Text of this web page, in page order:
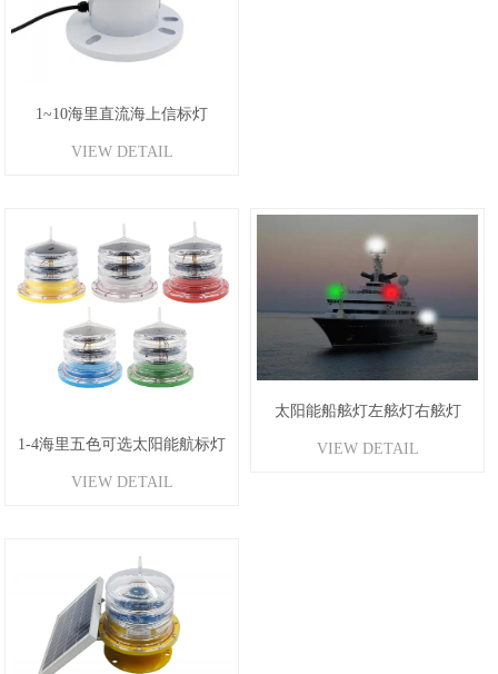
1~10海里直流海上信标灯
VIEW DETAIL
1-4海里五色可选太阳能航标灯
导航灯
VIEW DETAIL
太阳能船舷灯左舷灯右舷灯
VIEW DETAIL